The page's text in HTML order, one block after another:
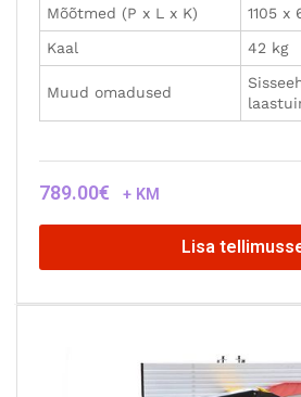
Mõõtmed (P x L x K)
1105 x
Kaal
42 kg
Muud omadused
789.00€ + KM
Lisa